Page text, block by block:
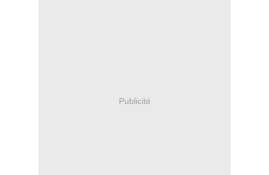
Publicité